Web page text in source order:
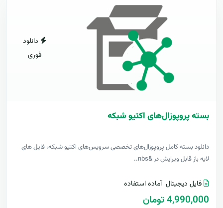
دانلود
فوری
بسته پروپوزال‌های اکتیو شبکه
دانلود بسته کامل پروپوزال‌های تخصصی سرویس‌های اکتیو شبکه، فایل های
لایه باز قابل ویرایش در &nbs..
فایل دیجیتال آماده استفاده
4,990,000 تومان